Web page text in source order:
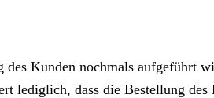
Kunden nochmals aufgeführt
lediglich, dass die Bestellung des